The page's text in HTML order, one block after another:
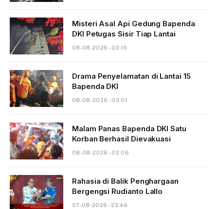
Misteri Asal Api Gedung Bapenda
DKI Petugas Sisir Tiap Lantai
08-08-2026 - 03.16
Drama Penyelamatan di Lantai 15
Bapenda DKI
08-08-2026 - 03.01
Malam Panas Bapenda DKI Satu
Korban Berhasil Dievakuasi
08-08-2026 - 02.06
Rahasia di Balik Penghargaan
Bergengsi Rudianto Lallo
07-08-2026 - 23.46